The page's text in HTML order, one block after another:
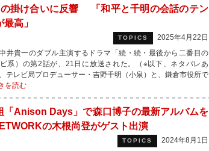
掛け合いに反響 「和平と千明の会話のテン
高」
TOPICS
2025年4月22日
井貴一のダブル主演するドラマ「続・続・最後から二番目の
系）の第2話が、21日に放送された。（※以下、ネタバレあ
レビ局プロデューサー・吉野千明（小泉）と、鎌倉市役所で
を読む
「Anison Days」で森口博子の最新アルバムを
の木根尚登がゲスト出演
TOPICS
2024年8月1日